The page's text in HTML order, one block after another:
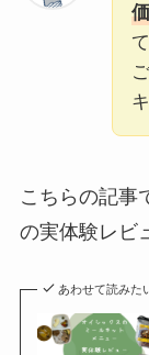
価
こちらの記事
の実体験レビ
あわせて読みた